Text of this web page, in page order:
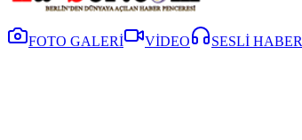
FOTO GALERİ VİDEO SESLİ HABER